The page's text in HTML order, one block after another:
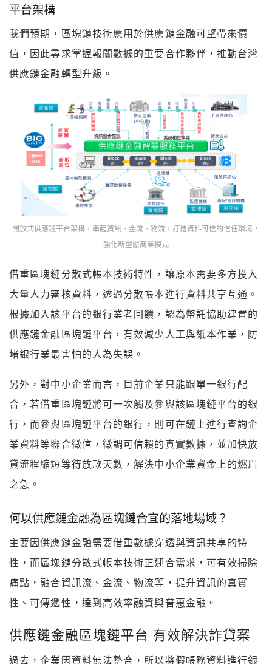
平台架構
我們預期，區塊鏈技術應用於供應鏈金融可望帶來價
值，因此尋求掌握報關數據的重要合作夥伴，推動台灣
供應鏈金融轉型升級。
開放式供應鏈平台架構，串起資訊、金流、物流，打造資料可信的信任環境，
強化新型態商業模式
借重區塊鏈分散式帳本技術特性，讓原本需要多方投入
大量人力審核資料，透過分散帳本進行資料共享互通。
根據加入該平台的銀行業者回饋，認為幣託協助建置的
供應鏈金融區塊鏈平台，有效減少人工與紙本作業，防
堵銀行業最害怕的人為失誤。
另外，對中小企業而言，目前企業只能跟單一銀行配
合，若借重區塊鏈將可一次觸及參與該區塊鏈平台的銀
行，而參與區塊鏈平台的銀行，則可在鏈上進行查詢企
業資料等聯合徵信，徵調可信賴的真實數據，並加快放
貸流程縮短等待放款天數，解決中小企業資金上的燃眉
之急。
何以供應鏈金融為區塊鏈合宜的落地場域？
主要因供應鏈金融需要借重數據穿透與資訊共享的特
性，而區塊鏈分散式帳本技術正迎合需求，可有效掃除
痛點，融合資訊流、金流、物流等，提升資訊的真實
性、可傳遞性，達到高效率融資與普惠金融。
供應鏈金融區塊鏈平台 有效解決詐貸案
過去，企業因資料無法整合，所以將假帳務資料進行銀